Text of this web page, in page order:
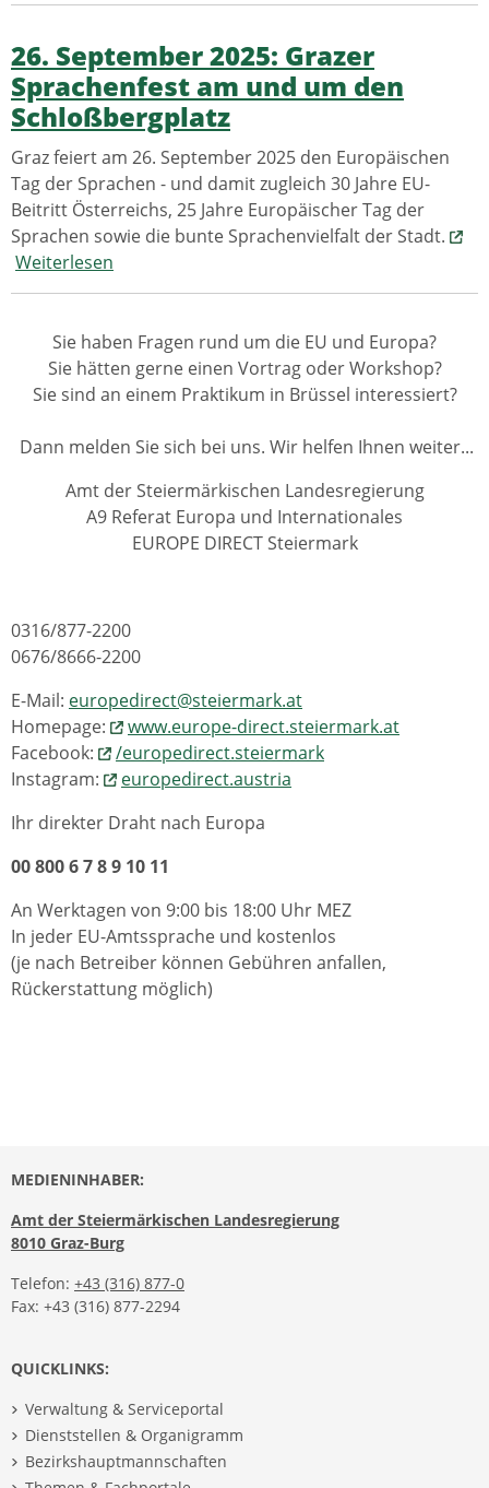
26. September 2025: Grazer
Sprachenfest am und um den
Schloßbergplatz
Graz feiert am 26. September 2025 den Europäischen
Tag der Sprachen - und damit zugleich 30 Jahre EU-
Beitritt Österreichs, 25 Jahre Europäischer Tag der
Sprachen sowie die bunte Sprachenvielfalt der Stadt.
Weiterlesen
Sie haben Fragen rund um die EU und Europa?
Sie hätten gerne einen Vortrag oder Workshop?
Sie sind an einem Praktikum in Brüssel interessiert?
Dann melden Sie sich bei uns. Wir helfen Ihnen weiter...
Amt der Steiermärkischen Landesregierung
A9 Referat Europa und Internationales
EUROPE DIRECT Steiermark
0316/877-2200
0676/8666-2200
E-Mail: europedirect@steiermark.at
Homepage:
www.europe-direct.steiermark.at
Facebook:
/europedirect.steiermark
Instagram:
europedirect.austria
Ihr direkter Draht nach Europa
00 800 6 7 8 9 10 11
An Werktagen von 9:00 bis 18:00 Uhr MEZ
In jeder EU-Amtssprache und kostenlos
(je nach Betreiber können Gebühren anfallen,
Rückerstattung möglich)
MEDIENINHABER:
Amt der Steiermärkischen Landesregierung
8010 Graz-Burg
Telefon: +43 (316) 877-0
Fax: +43 (316) 877-2294
QUICKLINKS:
Verwaltung & Serviceportal
Dienststellen & Organigramm
Bezirkshauptmannschaften